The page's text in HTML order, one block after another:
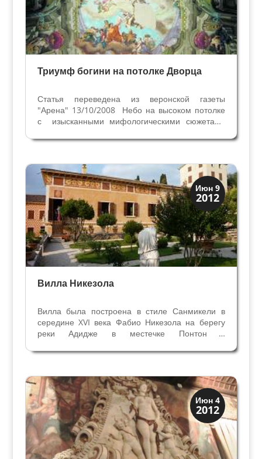
Триумф богини на потолке Дворца
Статья переведена из веронской газеты
"Арена" 13/10/2008 Небо на высоком потолке
с изысканными мифологическими сюжетами
Трудно сказать, какой потолок самый красивый.
увидеть, потому что...
Июн 9
2012
Виллы и дворцы
Скрытая Верона
Вилла Никезола
Вилла была построена в стиле Санмикели в
середине XVI века Фабио Никезола на берегу
реки Адидже в местечке Понтон в
сохранилось на пилястрах ворот, обращённых к
Фабио Чезаре Никезола,...
Июн 4
2012
Виллы и дворцы
Скрытая Верона